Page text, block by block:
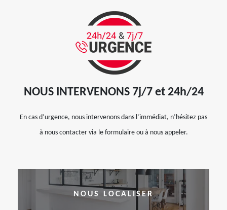
NOUS INTERVENONS 7j/7 et 24h/24
En cas d’urgence, nous intervenons dans l’immédiat, n’hésitez pas
à nous contacter via le formulaire ou à nous appeler.
NOUS LOCALISER